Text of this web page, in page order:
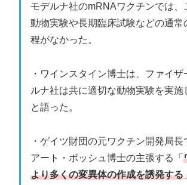
モデルナ社のmRNAワクチンでは、
動物実験や長期臨床試験などの通常
程がなかった。
・ワインスタイン博士は、ファイ
ルナ社は共に適切な動物実験を実施
と語った。
・ゲイツ財団の元ワクチン開発局
アート・ボッシュ博士の主張する「
より多くの変異体の作成を誘発する